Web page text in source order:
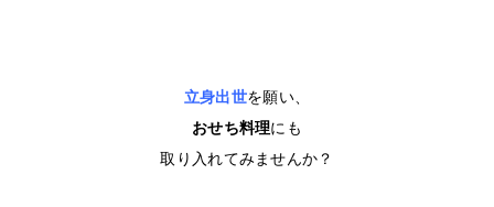
立身出世を願い、
おせち料理にも
取り入れてみませんか？